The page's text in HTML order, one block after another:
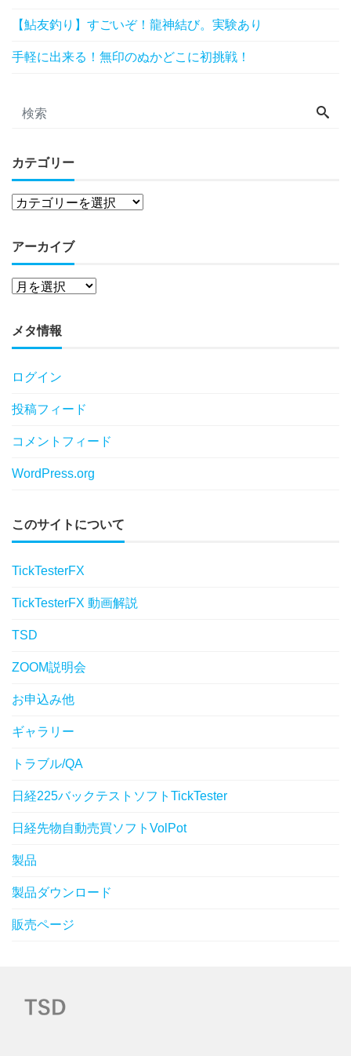
【鮎友釣り】すごいぞ！龍神結び。実験あり
手軽に出来る！無印のぬかどこに初挑戦！
カテゴリー
アーカイブ
メタ情報
ログイン
投稿フィード
コメントフィード
WordPress.org
このサイトについて
TickTesterFX
TickTesterFX 動画解説
TSD
ZOOM説明会
お申込み他
ギャラリー
トラブル/QA
日経225バックテストソフトTickTester
日経先物自動売買ソフトVolPot
製品
製品ダウンロード
販売ページ